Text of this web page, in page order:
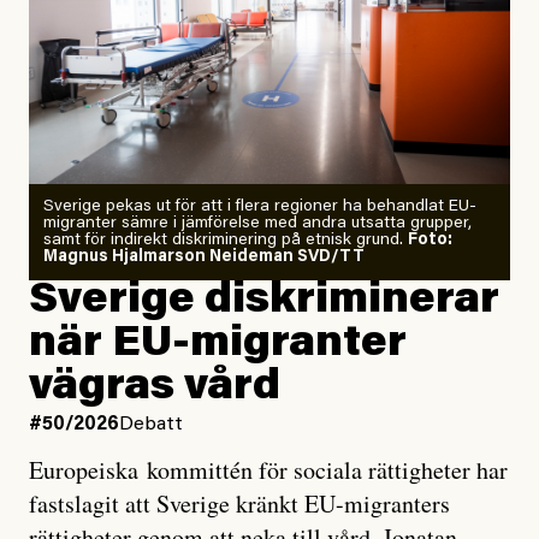
Årets El Niño kan bli den
starkaste som uppmätts
Zeke Hausfather är chockad igen efter att ha
analyserat hur de olika klimatmodellerna bedömer
läget för hur den begynnande El Niño-händelsen ska
utveckla sig. El Niño är ett återkommande
väderfenomen som uppstår när havsvattnet i delar av
Stilla havet blir ovanligt varmt. Det påverkar vädret
över stora delar av världen och under
forskare allt oftare varnat för att den här El Niñon
Det verkar vara en underdrift, menar nu Zeke
Sverige pekas ut för att i flera regioner ha behandlat EU-
migranter sämre i jämförelse med andra utsatta grupper,
samt för indirekt diskriminering på etnisk grund. Foto:
Magnus Hjalmarson Neideman SVD/TT
Sverige diskriminerar
när EU-migranter
vägras vård
#50/2026 Debatt
Europeiska kommittén för sociala rättigheter har
fastslagit att Sverige kränkt EU-migranters